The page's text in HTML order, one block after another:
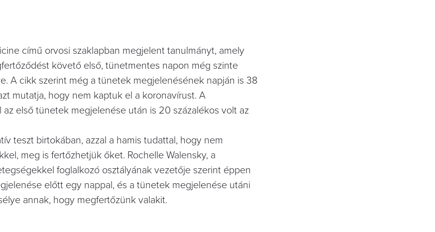
című orvosi szaklapban megjelent tanulmányt, amely
követő első, tünetmentes napon még szinte
A cikk szerint még a tünetek megjelenésének napján is 38
mutatja, hogy nem kaptuk el a koronavírust. A
első tünetek megjelenése után is 20 százalékos volt az
teszt birtokában, azzal a hamis tudattal, hogy nem
meg is fertőzhetjük őket. Rochelle Walensky, a
foglalkozó osztályának vezetője szerint éppen
előtt egy nappal, és a tünetek megjelenése utáni
annak, hogy megfertőzünk valakit.